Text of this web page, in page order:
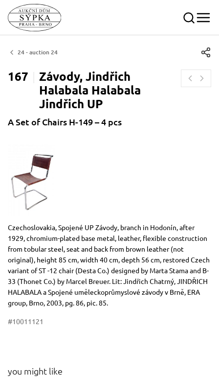
24 - auction 24
167
Závody, Jindřich
Halabala Halabala
Jindřich UP
A Set of Chairs H-149 – 4 pcs
Dimensions
Short item description
Czechoslovakia, Spojené UP Závody, branch in Hodonín, after
1929, chromium-plated base metal, leather, flexible construction
from tobular steel, seat and back from brown leather (not
original), height 85 cm, width 40 cm, depth 56 cm, restored Czech
variant of ST -12 chair (Desta Co.) designed by Marta Stama and B-
33 (Thonet Co.) by Marcel Breuer. Lit: Jindřich Chatrný, JINDŘICH
HALABALA a Spojené uměleckoprůmyslové závody v Brně, ERA
group, Brno, 2003, pg. 86, pic. 85.
#10011121
you might like